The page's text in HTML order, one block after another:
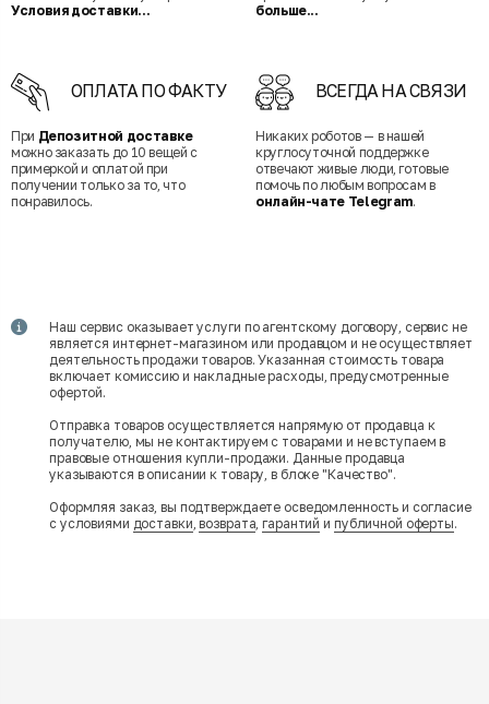
Условия доставки...
больше...
ОПЛАТА ПО ФАКТУ
При Депозитной доставке
можно заказать до 10 вещей с
примеркой и оплатой при
получении только за то, что
понравилось.
ВСЕГДА НА СВЯЗИ
Никаких роботов — в нашей
круглосуточной поддержке
отвечают живые люди, готовые
помочь по любым вопросам в
онлайн-чате Telegram.
Наш сервис оказывает услуги по агентскому договору, сервис не
является интернет-магазином или продавцом и не осуществляет
деятельность продажи товаров. Указанная стоимость товара
включает комиссию и накладные расходы, предусмотренные
офертой.
Отправка товаров осуществляется напрямую от продавца к
получателю, мы не контактируем с товарами и не вступаем в
правовые отношения купли-продажи. Данные продавца
указываются в описании к товару, в блоке "Качество".
Оформляя заказ, вы подтверждаете осведомленность и согласие
с условиями доставки,возврата,гарантий и публичной оферты.